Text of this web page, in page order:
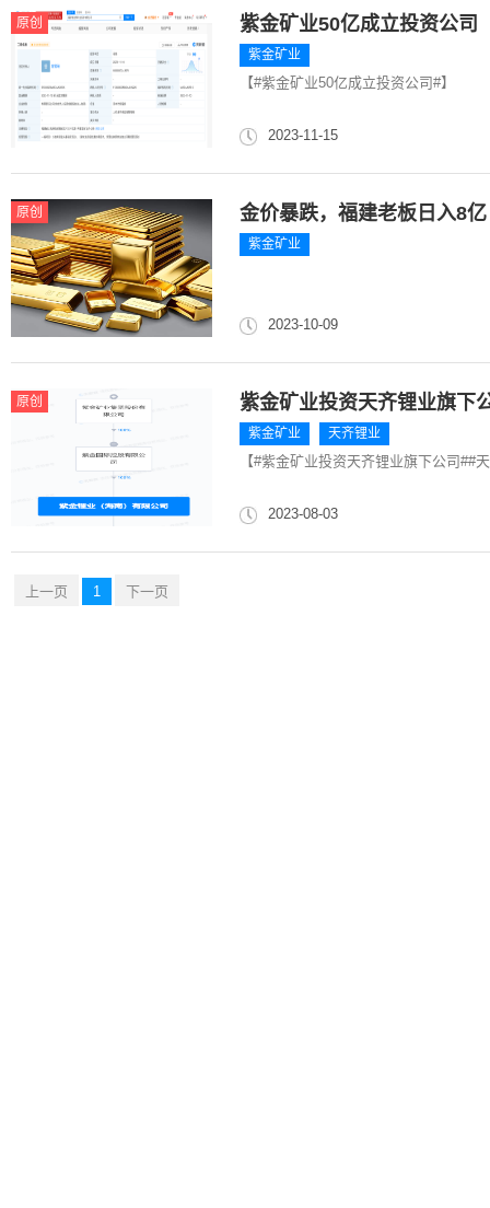
原创 紫金矿业50亿成立投资公司
紫金矿业
【#紫金矿业50亿成立投资公司#】
2023-11-15
原创 金价暴跌，福建老板日入8
紫金矿业
2023-10-09
原创 紫金矿业投资天齐锂业旗下
紫金矿业 天齐锂业
【#紫金矿业投资天齐锂业旗下公司##
2023-08-03
上一页 1 下一页